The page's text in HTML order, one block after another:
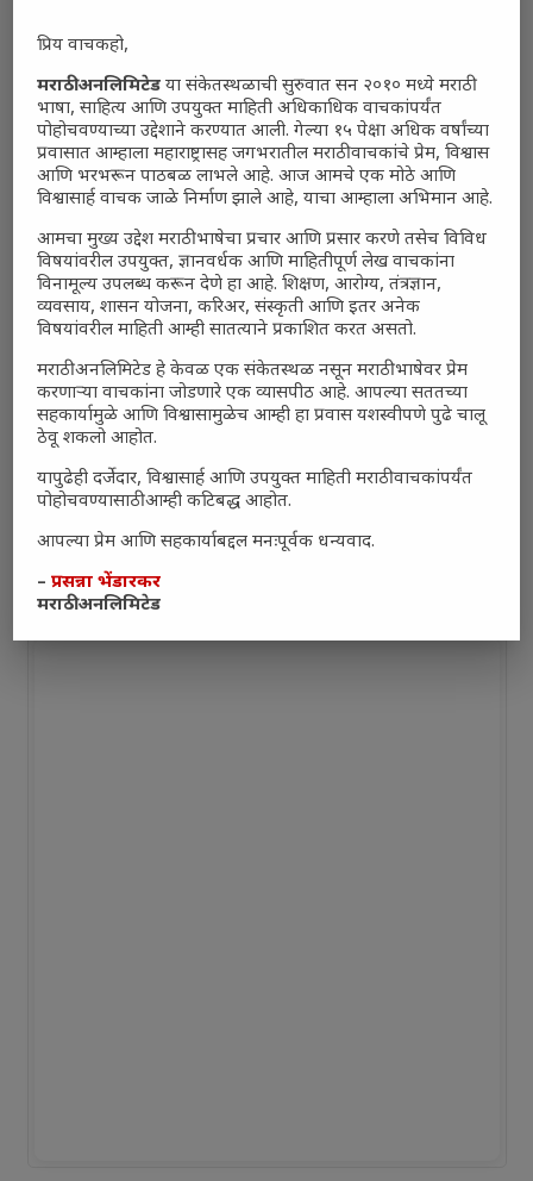
प्रिय वाचकहो,
मराठी अनलिमिटेड या संकेतस्थळाची सुरुवात सन २०१० मध्ये मराठी
भाषा, साहित्य आणि उपयुक्त माहिती अधिकाधिक वाचकांपर्यंत
पोहोचवण्याच्या उद्देशाने करण्यात आली. गेल्या १५ पेक्षा अधिक वर्षांच्या
प्रवासात आम्हाला महाराष्ट्रासह जगभरातील मराठी वाचकांचे प्रेम, विश्वास
आणि भरभरून पाठबळ लाभले आहे. आज आमचे एक मोठे आणि
विश्वासार्ह वाचक जाळे निर्माण झाले आहे, याचा आम्हाला अभिमान आहे.
आमचा मुख्य उद्देश मराठी भाषेचा प्रचार आणि प्रसार करणे तसेच विविध
विषयांवरील उपयुक्त, ज्ञानवर्धक आणि माहितीपूर्ण लेख वाचकांना
विनामूल्य उपलब्ध करून देणे हा आहे. शिक्षण, आरोग्य, तंत्रज्ञान,
व्यवसाय, शासन योजना, करिअर, संस्कृती आणि इतर अनेक
विषयांवरील माहिती आम्ही सातत्याने प्रकाशित करत असतो.
मराठी अनलिमिटेड हे केवळ एक संकेतस्थळ नसून मराठी भाषेवर प्रेम
करणाऱ्या वाचकांना जोडणारे एक व्यासपीठ आहे. आपल्या सततच्या
सहकार्यामुळे आणि विश्वासामुळेच आम्ही हा प्रवास यशस्वीपणे पुढे चालू
ठेवू शकलो आहोत.
यापुढेही दर्जेदार, विश्वासार्ह आणि उपयुक्त माहिती मराठी वाचकांपर्यंत
पोहोचवण्यासाठी आम्ही कटिबद्ध आहोत.
आपल्या प्रेम आणि सहकार्याबद्दल मनःपूर्वक धन्यवाद.
–प्रसन्ना भेंडारकर
मराठी अनलिमिटेड